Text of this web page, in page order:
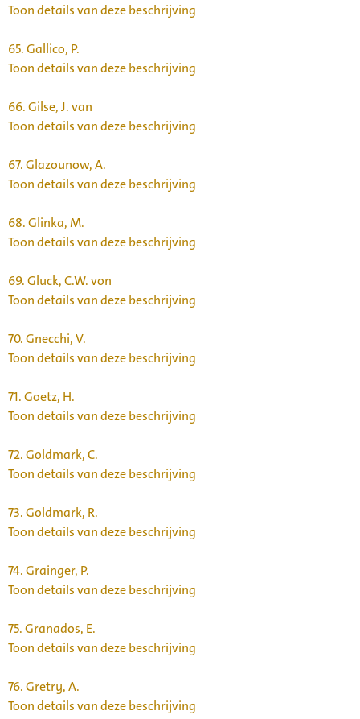
Toon details van deze beschrijving
65.Gallico, P.
Toon details van deze beschrijving
66.Gilse, J. van
Toon details van deze beschrijving
67.Glazounow, A.
Toon details van deze beschrijving
68.Glinka, M.
Toon details van deze beschrijving
69.Gluck, C.W. von
Toon details van deze beschrijving
70.Gnecchi, V.
Toon details van deze beschrijving
71.Goetz, H.
Toon details van deze beschrijving
72.Goldmark, C.
Toon details van deze beschrijving
73.Goldmark, R.
Toon details van deze beschrijving
74.Grainger, P.
Toon details van deze beschrijving
75.Granados, E.
Toon details van deze beschrijving
76.Gretry, A.
Toon details van deze beschrijving